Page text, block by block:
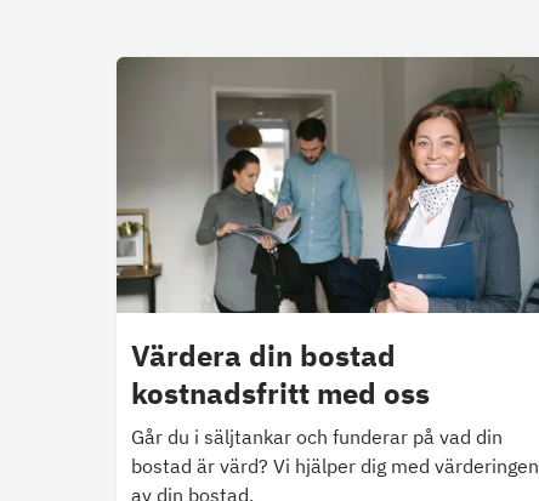
Värdera din bostad
kostnadsfritt med oss
Går du i säljtankar och funderar på vad din
bostad är värd? Vi hjälper dig med värderingen
av din bostad.